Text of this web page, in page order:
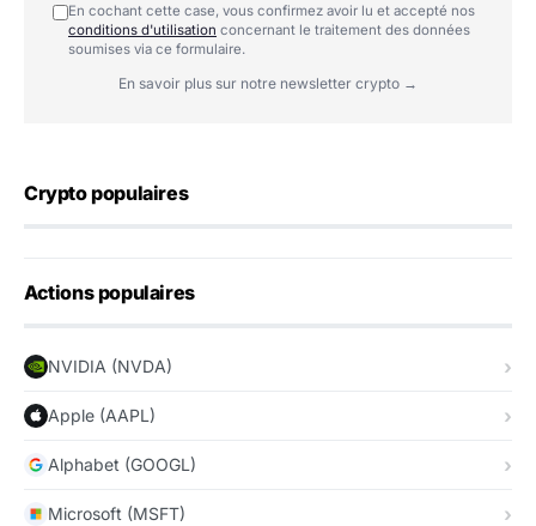
En cochant cette case, vous confirmez avoir lu et accepté nos
conditions d'utilisation concernant le traitement des données
soumises via ce formulaire.
En savoir plus sur notre newsletter crypto →
Crypto populaires
Actions populaires
NVIDIA (NVDA)
Apple (AAPL)
Alphabet (GOOGL)
Microsoft (MSFT)